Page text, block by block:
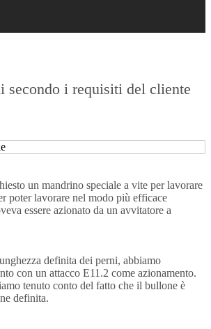
secondo i requisiti del cliente
un mandrino speciale a vite per lavorare
poter lavorare nel modo più efficace
essere azionato da un avvitatore a
definita dei perni, abbiamo
con un attacco E11.2 come azionamento.
tenuto conto del fatto che il bullone è
definita.